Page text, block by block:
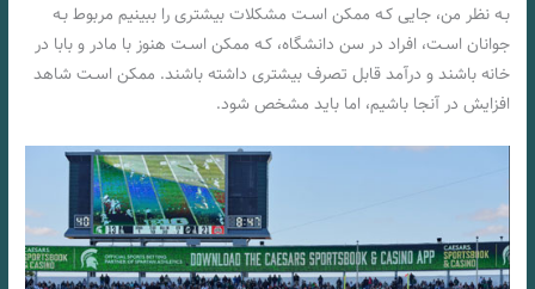
بـه نظر من، جایی کـه ممکن اسـت مشکلات بیشتری را ببینیم مربوط بـه
جوانان اسـت، افراد در سن دانشگاه، کـه ممکن اسـت هنوز با مادر و بابا در
خانه باشند و درآمد قابل تصرف بیشتری داشته باشند. ممکن اسـت شاهد
افزایش در آنجا باشیم، اما باید مشخص شود.